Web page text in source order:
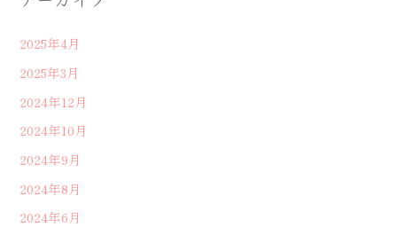
2025年4月
2025年3月
2024年12月
2024年10月
2024年9月
2024年8月
2024年6月